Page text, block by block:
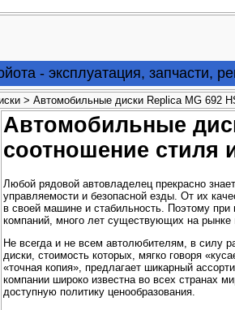
- эксплуатация, запчасти,
> Автомобильные диски Replica MG 692
Автомобильные
соотношение стиля
Любой рядовой автовладелец прекрасно
управляемости и безопасной езды. От их
в своей машине и стабильность. Поэтому
компаний, много лет существующих на
Не всегда и не всем автолюбителям, в силу
диски, стоимость которых, мягко говоря
«точная копия», предлагает шикарный
компании широко известна во всех странах
доступную политику ценообразования.